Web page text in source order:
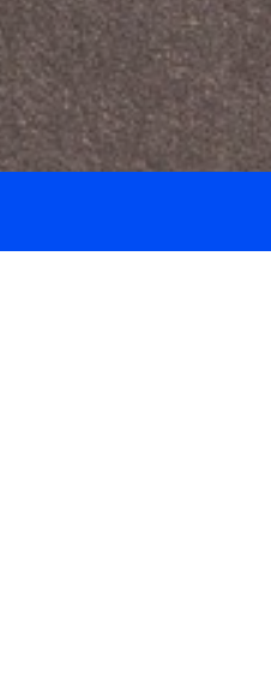
守ります～
防水やリフォーム工事も行っ
ちの目標です。そのために
します。